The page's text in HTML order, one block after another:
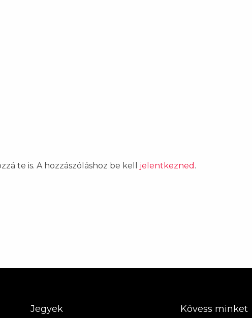
te is. A hozzászóláshoz be kell jelentkezned .
Jegyek Kövess minket